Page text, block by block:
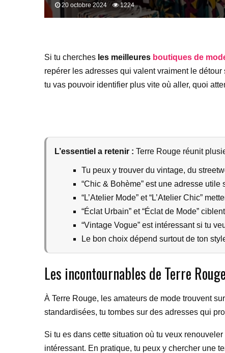
20 octobre 2024 1224
Si tu cherches les meilleures boutiques de
repérer les adresses qui valent vraiment le
tu vas pouvoir identifier plus vite où aller, quoi
L’essentiel a retenir : Terre Rouge réunit
Tu peux y trouver du vintage, du
“Chic & Bohème” est une adresse
“L’Atelier Mode” et “L’Atelier Chic”
“Éclat Urbain” et “Éclat de Mode”
“Vintage Vogue” est intéressant si tu
Le bon choix dépend surtout de ton
Les incontournables de Terre
À Terre Rouge, les amateurs de mode trouvent
standardisées, tu tombes sur des adresses qui
Si tu es dans cette situation où tu veux
intéressant. En pratique, tu peux y chercher une